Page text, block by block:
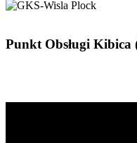
Punkt Obsługi Kibica